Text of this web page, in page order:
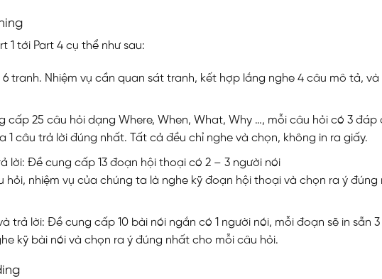
1 tới Part 4 cụ thể như sau:
tranh. Nhiệm vụ cần quan sát tranh, kết hợp lắng nghe 4 câu mô tả, và
cấp 25 câu hỏi dạng Where, When, What, Why …, mỗi câu hỏi có 3 đáp
1 câu trả lời đúng nhất. Tất cả đều chỉ nghe và chọn, không in ra giấy.
lời: Đề cung cấp 13 đoạn hội thoại có 2 – 3 người nói
hỏi, nhiệm vụ của chúng ta là nghe kỹ đoạn hội thoại và chọn ra ý đúng
trả lời: Đề cung cấp 10 bài nói ngắn có 1 người nói, mỗi đoạn sẽ in sẵn
kỹ bài nói và chọn ra ý đúng nhất cho mỗi câu hỏi.